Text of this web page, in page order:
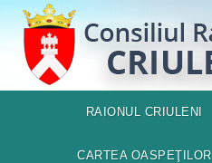
RAIONUL CRIULENI
CARTEA OASPEŢILOR